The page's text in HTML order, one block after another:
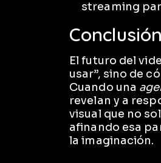
streaming
Conclusión
El futuro del
usar”, sino de
Cuando una
revelan y a
visual que no
afinando esa
la imaginación.